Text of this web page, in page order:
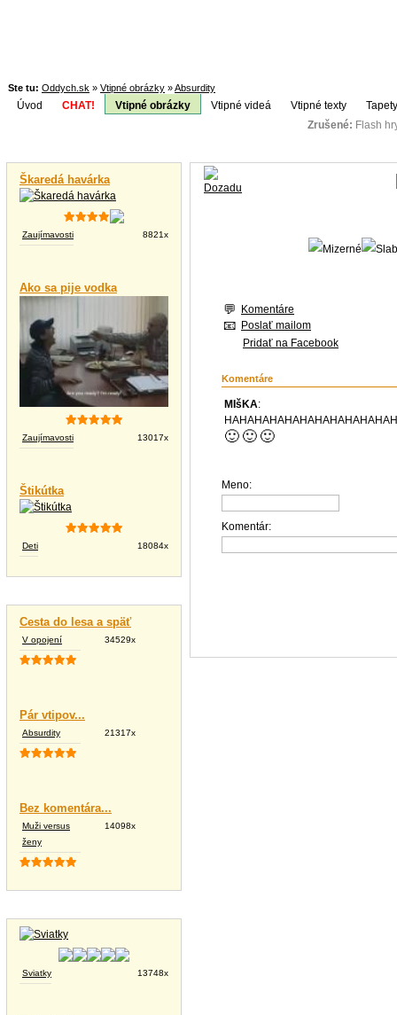
Ste tu: Oddych.sk » Vtipné obrázky »Absurdity
Úvod CHAT! Vtipné obrázky Vtipné videá Vtipné texty
Zrušené: Flash
Škaredá havárka
Zaujímavosti 8821x
Ako sa pije vodka
Zaujímavosti 13017x
Štikútka
Deti 18084x
Cesta do lesa a späť
V opojení 34529x
Pár vtipov...
Absurdity 21317x
Bez komentára...
Muži versus
ženy
14098x
Sviatky 13748x
Komentáre
Poslať mailom
Pridať na Facebook
Komentáre
MIšKA:
🙂 🙂 🙂
Meno:
Komentár: